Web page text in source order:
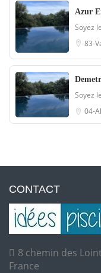
Azur
Soyez
83-
Soyez
04-
CONTACT
8 chemin des
France